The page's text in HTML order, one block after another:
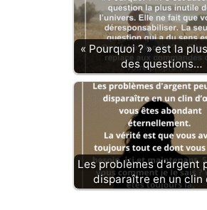
« Pourquoi ? » est la
des questions…
Les problèmes d'argent
disparaître en un clin